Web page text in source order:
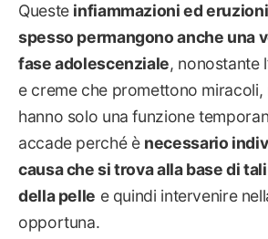
Queste infiammazioni ed
spesso permangono anche una
fase adolescenziale, nonostante
e creme che promettono miracoli,
hanno solo una funzione
accade perché è necessario
causa che si trova alla base di
della pelle e quindi intervenire
opportuna.